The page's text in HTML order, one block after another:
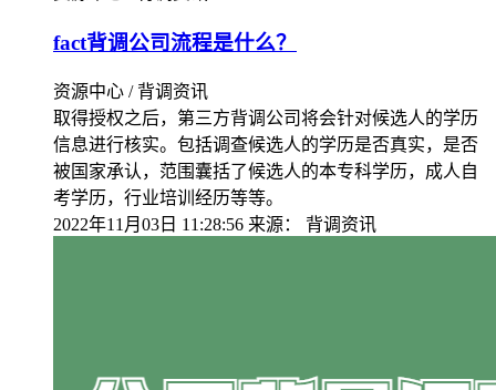
fact背调公司流程是什么？
资源中心 / 背调资讯
取得授权之后，第三方背调公司将会针对候选人的学历
信息进行核实。包括调查候选人的学历是否真实，是否
被国家承认，范围囊括了候选人的本专科学历，成人自
考学历，行业培训经历等等。
2022年11月03日 11:28:56 来源： 背调资讯